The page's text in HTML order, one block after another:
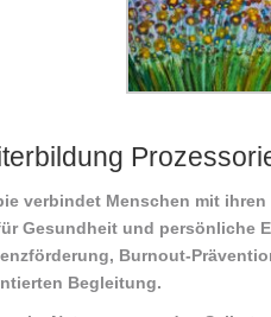
verbindet Menschen mit
Gesundheit und persönliche
, Burnout-
Begleitung.